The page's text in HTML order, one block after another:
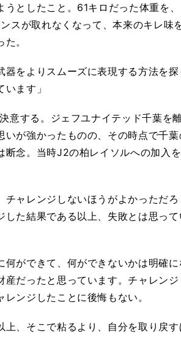
としたこと。61キロだった体重を、
スが取れなくなって、本来のキレ味
。
をよりスムーズに表現する方法を探
ます」
意する。ジェフユナイテッド千葉を
が強かったものの、その時点で千葉
断念。当時J2の柏レイソルへの加入
ャレンジしないほうがよかっただろ
た結果である以上、失敗とは思って
何ができて、何ができないかは明確に
だったと思っています。チャレンジ
ンジしたことに後悔もない。
、そこで粘るより、自分を取り戻す